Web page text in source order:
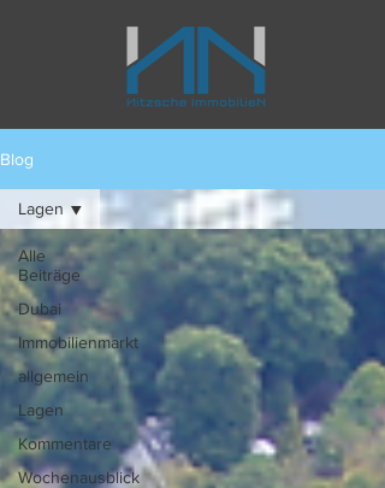
Blog
Alle
Beiträge
Dubai
Immobilienmarkt
allgemein
Lagen
Kommentare
Wochenausblick
Lagen